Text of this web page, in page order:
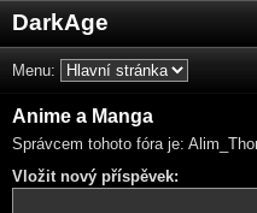
DarkAge
Menu:
Anime a Manga
Správcem tohoto fóra je:
Vložit nový příspěvek: